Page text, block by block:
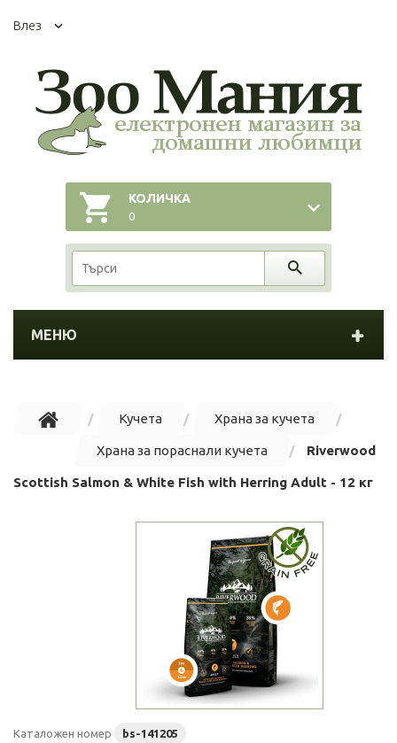
Влез
КОЛИЧКА
0
МЕНЮ
Кучета Храна за кучета
Храна за пораснали кучета Riverwood
Scottish Salmon & White Fish with Herring Adult - 12 кг
Каталожен номер bs-141205